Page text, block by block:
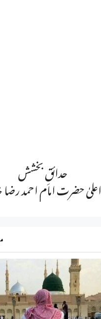
حدائقِ بخشش
اعلیٰ حضرت امام احمد